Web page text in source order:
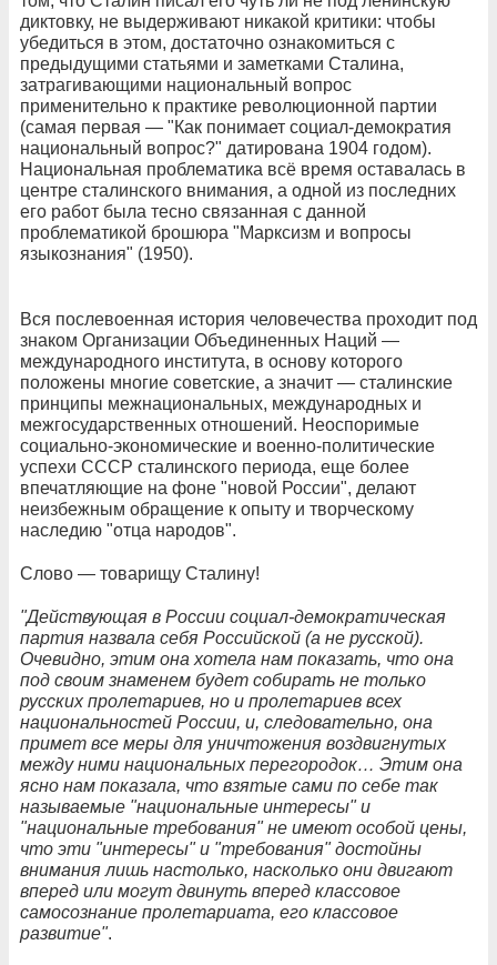
диктовку, не выдерживают никакой критики: чтобы
убедиться в этом, достаточно ознакомиться с
предыдущими статьями и заметками Сталина,
затрагивающими национальный вопрос
применительно к практике революционной партии
(самая первая — "Как понимает социал-демократия
национальный вопрос?" датирована 1904 годом).
Национальная проблематика всё время оставалась в
центре сталинского внимания, а одной из последних
его работ была тесно связанная с данной
проблематикой брошюра "Марксизм и вопросы
языкознания" (1950).
Вся послевоенная история человечества проходит под
знаком Организации Объединенных Наций —
международного института, в основу которого
положены многие советские, а значит — сталинские
принципы межнациональных, международных и
межгосударственных отношений. Неоспоримые
социально-экономические и военно-политические
успехи СССР сталинского периода, еще более
впечатляющие на фоне "новой России", делают
неизбежным обращение к опыту и творческому
наследию "отца народов".
Слово — товарищу Сталину!
"Действующая в России социал-демократическая
партия назвала себя Российской (а не русской).
Очевидно, этим она хотела нам показать, что она
под своим знаменем будет собирать не только
русских пролетариев, но и пролетариев всех
национальностей России, и, следовательно, она
примет все меры для уничтожения воздвигнутых
между ними национальных перегородок… Этим она
ясно нам показала, что взятые сами по себе так
называемые "национальные интересы" и
"национальные требования" не имеют особой цены,
что эти "интересы" и "требования" достойны
внимания лишь настолько, насколько они двигают
вперед или могут двинуть вперед классовое
самосознание пролетариата, его классовое
развитие".